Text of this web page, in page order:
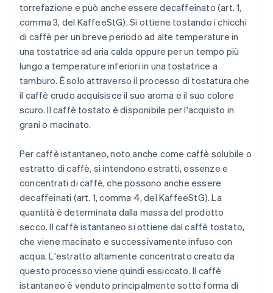
torrefazione e può anche essere decaffeinato (art. 1,
comma 3, del KaffeeStG). Si ottiene tostando i chicchi
di caffè per un breve periodo ad alte temperature in
una tostatrice ad aria calda oppure per un tempo più
lungo a temperature inferiori in una tostatrice a
tamburo. È solo attraverso il processo di tostatura che
il caffè crudo acquisisce il suo aroma e il suo colore
scuro. Il caffè tostato è disponibile per l'acquisto in
grani o macinato.
Per caffè istantaneo, noto anche come caffè solubile o
estratto di caffè, si intendono estratti, essenze e
concentrati di caffè, che possono anche essere
decaffeinati (art. 1, comma 4, del KaffeeStG). La
quantità è determinata dalla massa del prodotto
secco. Il caffè istantaneo si ottiene dal caffè tostato,
che viene macinato e successivamente infuso con
acqua. L'estratto altamente concentrato creato da
questo processo viene quindi essiccato. Il caffè
istantaneo è venduto principalmente sotto forma di